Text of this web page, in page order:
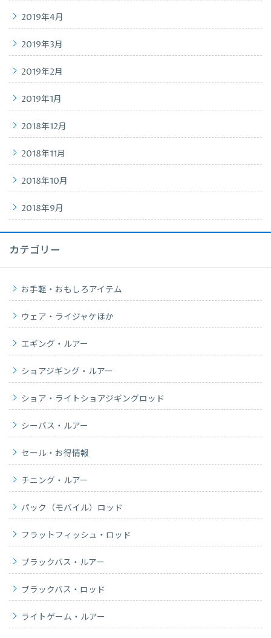
2019年4月
2019年3月
2019年2月
2019年1月
2018年12月
2018年11月
2018年10月
2018年9月
カテゴリー
お手軽・おもしろアイテム
ウェア・ライジャケほか
エギング・ルアー
ショアジギング・ルアー
ショア・ライトショアジギングロッド
シーバス・ルアー
セール・お得情報
チニング・ルアー
パック（モバイル）ロッド
フラットフィッシュ・ロッド
ブラックバス・ルアー
ブラックバス・ロッド
ライトゲーム・ルアー